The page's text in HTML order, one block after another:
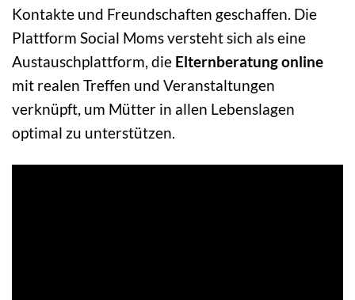
Kontakte und Freundschaften geschaffen. Die
Plattform Social Moms versteht sich als eine
Austauschplattform, die Elternberatung online
mit realen Treffen und Veranstaltungen
verknüpft, um Mütter in allen Lebenslagen
optimal zu unterstützen.